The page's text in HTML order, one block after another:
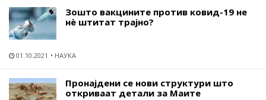
Зошто вакцините против ковид-19 не
нѐ штитат трајно?
01.10.2021 НАУКА
Пронајдени се нови структури што
откриваат детали за Маите